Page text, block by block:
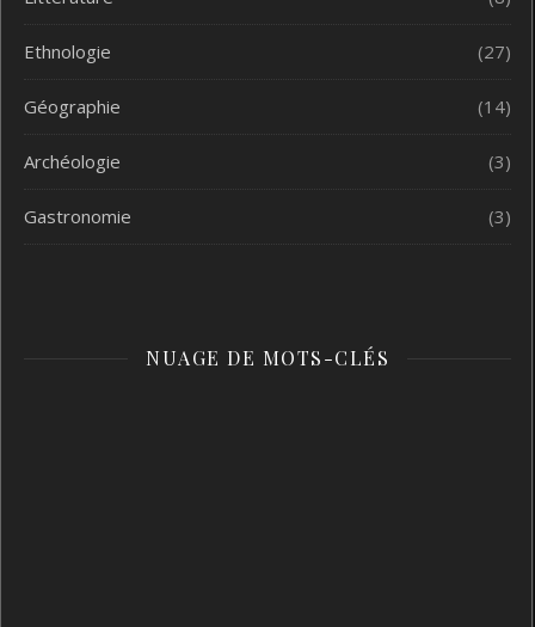
Ethnologie (27)
Géographie (14)
Archéologie (3)
Gastronomie (3)
NUAGE DE MOTS-CLÉS